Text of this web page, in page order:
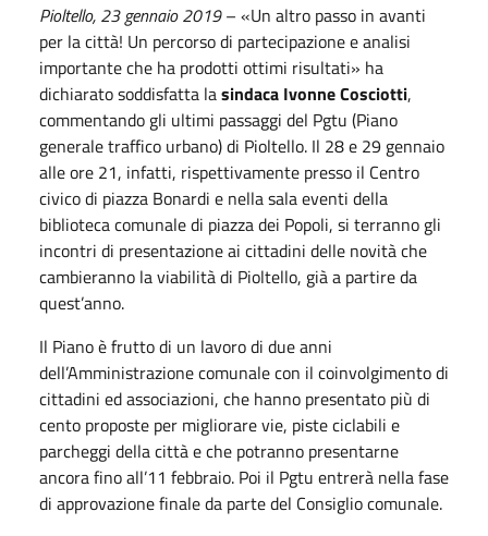
Pioltello, 23 gennaio2019– «Un altro passo in avanti
per la città! Un percorso di partecipazione e analisi
importante che ha prodotti ottimi risultati» ha
dichiarato soddisfatta lasindaca Ivonne Cosciotti,
commentando gli ultimi passaggi del Pgtu (Piano
generale traffico urbano) di Pioltello. Il 28 e 29 gennaio
alle ore 21, infatti, rispettivamente presso il Centro
civico di piazza Bonardi e nella sala eventi della
biblioteca comunale di piazza dei Popoli, si terranno gli
incontri di presentazione ai cittadini delle novità che
cambieranno la viabilità di Pioltello, già a partire da
quest’anno.
Il Piano è frutto di un lavoro di due anni
dell’Amministrazione comunale con il coinvolgimento di
cittadini ed associazioni, che hanno presentato più di
cento proposte per migliorare vie, piste ciclabili e
parcheggi della città e che potranno presentarne
ancora fino all’11 febbraio. Poi il Pgtu entrerà nella fase
di approvazione finale da parte del Consiglio comunale.